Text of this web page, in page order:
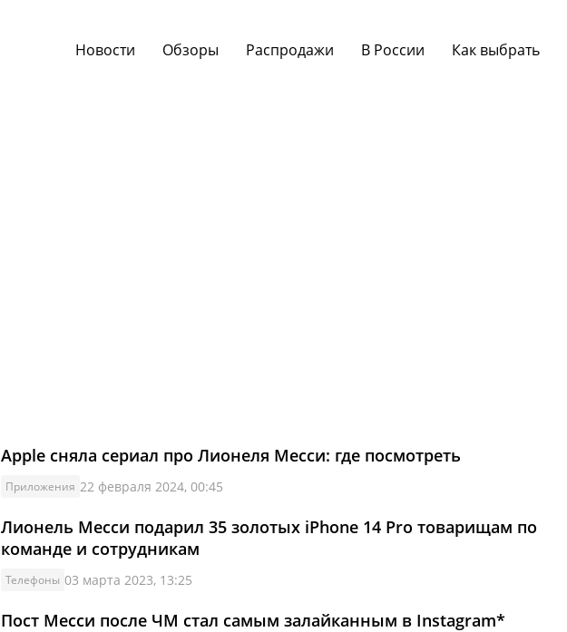
Новости Обзоры Распродажи В России Как выбрать
Apple сняла сериал про Лионеля Месси: где посмотреть
Приложения 22 февраля 2024, 00:45
Лионель Месси подарил 35 золотых iPhone 14 Pro товарищам по
команде и сотрудникам
Телефоны 03 марта 2023, 13:25
Пост Месси после ЧМ стал самым залайканным в Instagram*